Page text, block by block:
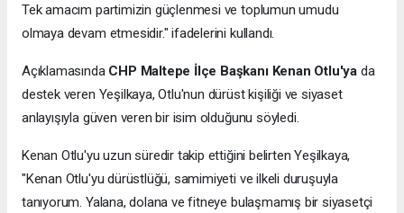
Tek amacım partimizin güçlenmesi ve toplumun umudu
olmaya devam etmesidir." ifadelerini kullandı.
Açıklamasında CHP Maltepe İlçe Başkanı Kenan Otlu'ya da
destek veren Yeşilkaya, Otlu'nun dürüst kişiliği ve siyaset
anlayışıyla güven veren bir isim olduğunu söyledi.
Kenan Otlu'yu uzun süredir takip ettiğini belirten Yeşilkaya,
"Kenan Otlu'yu dürüstlüğü, samimiyeti ve ilkeli duruşuyla
tanıyorum. Yalana, dolana ve fitneye bulaşmamış bir siyasetçi